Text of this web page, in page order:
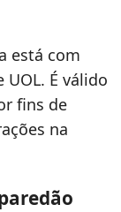
está com
É válido
fins de
na